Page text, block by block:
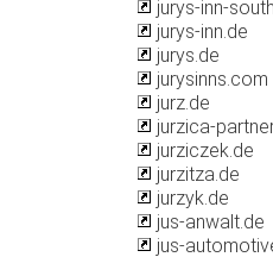
jurys-inn-
jurys-inn.de
jurys.de
jurysinns.com
jurz.de
jurzica-
jurziczek.de
jurzitza.de
jurzyk.de
jus-anwalt.de
jus-